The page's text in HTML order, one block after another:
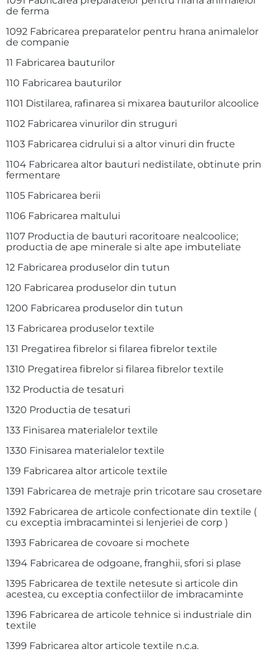
de ferma
1092 Fabricarea preparatelor pentru hrana animalelor
de companie
11 Fabricarea bauturilor
110 Fabricarea bauturilor
1101 Distilarea, rafinarea si mixarea bauturilor alcoolice
1102 Fabricarea vinurilor din struguri
1103 Fabricarea cidrului si a altor vinuri din fructe
1104 Fabricarea altor bauturi nedistilate, obtinute prin
fermentare
1105 Fabricarea berii
1106 Fabricarea maltului
1107 Productia de bauturi racoritoare nealcoolice;
productia de ape minerale si alte ape imbuteliate
12 Fabricarea produselor din tutun
120 Fabricarea produselor din tutun
1200 Fabricarea produselor din tutun
13 Fabricarea produselor textile
131 Pregatirea fibrelor si filarea fibrelor textile
1310 Pregatirea fibrelor si filarea fibrelor textile
132 Productia de tesaturi
1320 Productia de tesaturi
133 Finisarea materialelor textile
1330 Finisarea materialelor textile
139 Fabricarea altor articole textile
1391 Fabricarea de metraje prin tricotare sau crosetare
1392 Fabricarea de articole confectionate din textile (
cu exceptia imbracamintei si lenjeriei de corp )
1393 Fabricarea de covoare si mochete
1394 Fabricarea de odgoane, franghii, sfori si plase
1395 Fabricarea de textile netesute si articole din
acestea, cu exceptia confectiilor de imbracaminte
1396 Fabricarea de articole tehnice si industriale din
textile
1399 Fabricarea altor articole textile n.c.a.